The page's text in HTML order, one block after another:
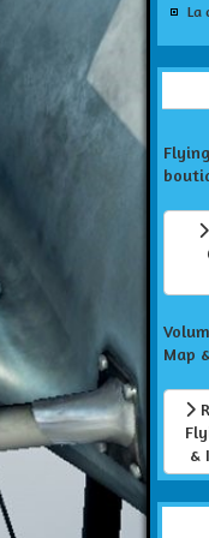
La
Map
&